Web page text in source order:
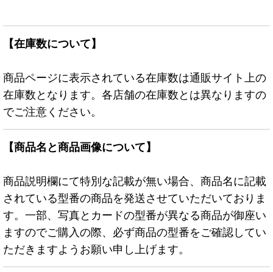
【在庫数について】
商品ページに表示されている在庫数は通販サイト上の
在庫数となります。各店舗の在庫数とは異なりますの
でご注意ください。
【商品名と商品画像について】
商品説明欄にて特別な記載が無い場合、商品名に記載
されている型番の商品を発送させていただいておりま
す。一部、写真とカードの型番が異なる商品が御座い
ますのでご購入の際、必ず商品の型番をご確認してい
ただきますようお願い申し上げます。